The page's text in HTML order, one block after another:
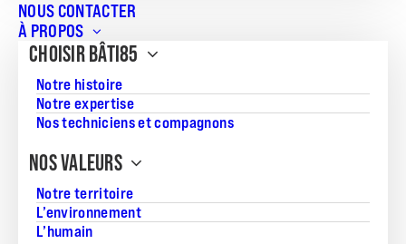
NOUS CONTACTER
À PROPOS
CHOISIR BÂTI85
Notre histoire
Notre expertise
Nos techniciens et compagnons
NOS VALEURS
Notre territoire
L’environnement
L’humain
Superficie de la maison:
60
Nombre de pièces:
4
Nombre de chambres:
2